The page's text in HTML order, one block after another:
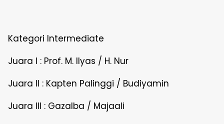
Kategori Intermediate
Juara I : Prof. M. Ilyas / H. Nur
Juara II : Kapten Palinggi / Budiyamin
Juara III : Gazalba / Majaali